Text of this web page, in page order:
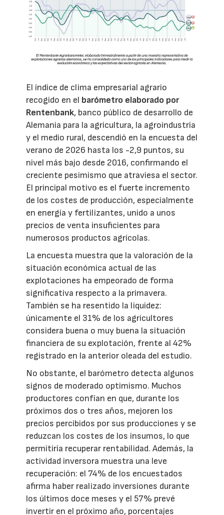
El índice de clima empresarial agrario
recogido en el barómetro elaborado por
Rentenbank, banco público de desarrollo de
Alemania para la agricultura, la agroindustria
y el medio rural, descendió en la encuesta del
verano de 2026 hasta los -2,9 puntos, su
nivel más bajo desde 2016, confirmando el
creciente pesimismo que atraviesa el sector.
El principal motivo es el fuerte incremento
de los costes de producción, especialmente
en energía y fertilizantes, unido a unos
precios de venta insuficientes para
numerosos productos agrícolas.
La encuesta muestra que la valoración de la
situación económica actual de las
explotaciones ha empeorado de forma
significativa respecto a la primavera.
También se ha resentido la liquidez:
únicamente el 31% de los agricultores
considera buena o muy buena la situación
financiera de su explotación, frente al 42%
registrado en la anterior oleada del estudio.
No obstante, el barómetro detecta algunos
signos de moderado optimismo. Muchos
productores confían en que, durante los
próximos dos o tres años, mejoren los
precios percibidos por sus producciones y se
reduzcan los costes de los insumos, lo que
permitiría recuperar rentabilidad. Además, la
actividad inversora muestra una leve
recuperación: el 74% de los encuestados
afirma haber realizado inversiones durante
los últimos doce meses y el 57% prevé
invertir en el próximo año, porcentajes